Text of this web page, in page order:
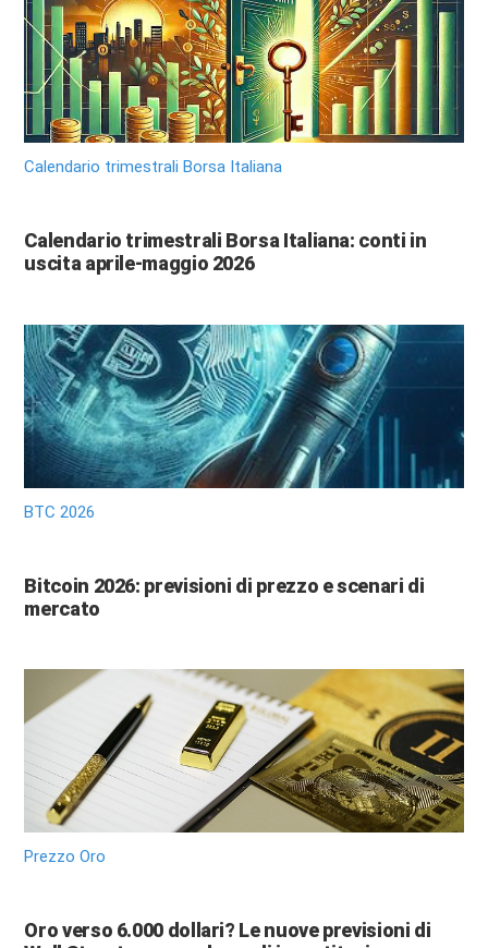
Calendario trimestrali Borsa Italiana
Calendario trimestrali Borsa Italiana: conti in
uscita aprile-maggio 2026
BTC 2026
Bitcoin 2026: previsioni di prezzo e scenari di
mercato
Prezzo Oro
Oro verso 6.000 dollari? Le nuove previsioni di